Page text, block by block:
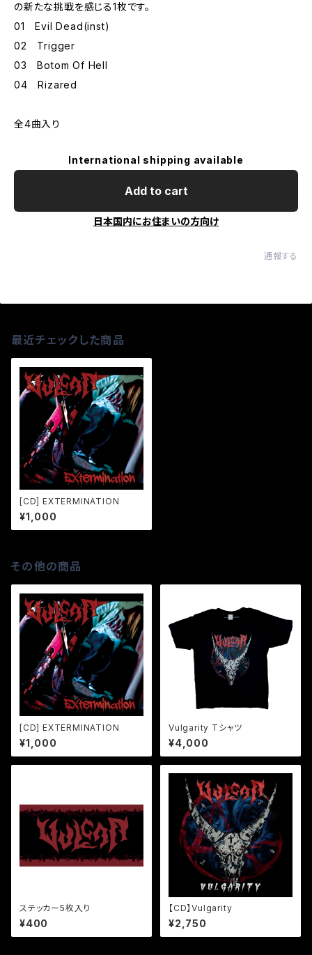
の新たな挑戦を感じる1枚です。
01 Evil Dead(inst)
02 Trigger
03 Botom Of Hell
04 Rizared
全4曲入り
International shipping available
Add to cart
日本国内にお住まいの方向け
通報する
最近チェックした商品
[CD] EXTERMINATION
¥1,000
その他の商品
[CD] EXTERMINATION
¥1,000
Vulgarity Tシャツ
¥4,000
ステッカー5枚入り
¥400
【CD】Vulgarity
¥2,750